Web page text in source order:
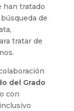
han tratado
de
tratar de
del Grado
con